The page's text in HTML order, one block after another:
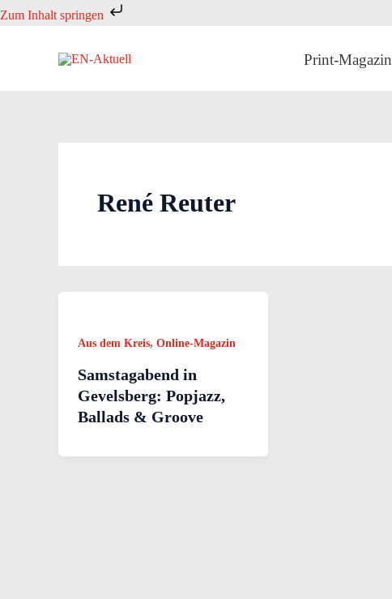
Zum Inhalt springen
Zum
Print-Magazin
René Reuter
Aus dem Kreis, Online-Magazin
Samstagabend in
Gevelsberg: Popjazz,
Ballads & Groove